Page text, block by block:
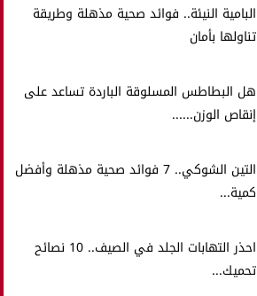
البامية النيئة.. فوائد صحية مذهلة وطريقة
تناولها بأمان
هل البطاطس المسلوقة الباردة تساعد على
إنقاص الوزن......
التين الشوكي.. 7 فوائد صحية مذهلة وأفضل
كمية...
احذر التهابات الجلد في الصيف.. 10 نصائح
تحميك...